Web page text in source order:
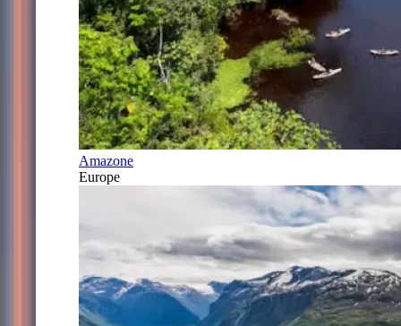
Amazone
Europe